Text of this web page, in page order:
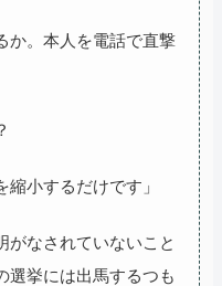
か。本人を電話で直撃
縮小するだけです」
なされていないこと
選挙には出馬するつも